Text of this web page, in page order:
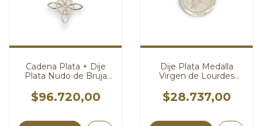
Cadena Plata + Dije
Plata Nudo de Bruja
cod4268
$96.720,00
Dije Plata Medalla
Virgen de Lourdes
$28.737,00